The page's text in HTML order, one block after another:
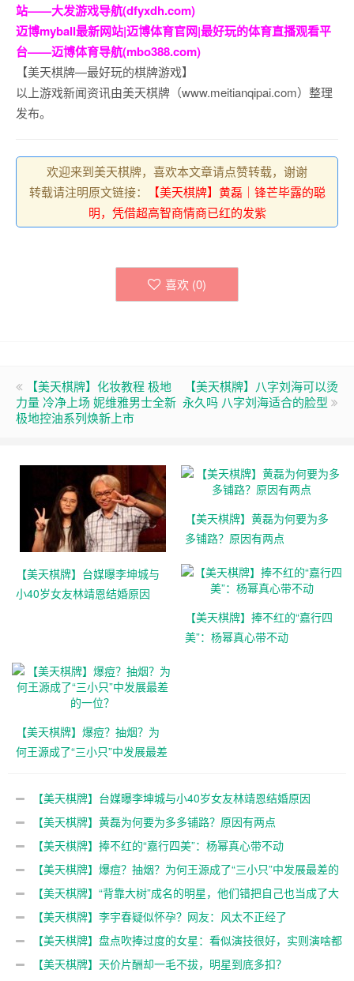
站——大发游戏导航(dfyxdh.com)
迈博myball最新网站|迈博体育官网|最好玩的体育直播观看平
台——迈博体育导航(mbo388.com)
【美天棋牌—最好玩的棋牌游戏】
以上游戏新闻资讯由美天棋牌（www.meitianqipai.com）整理
发布。
欢迎来到美天棋牌，喜欢本文章请点赞转载，谢谢
转载请注明原文链接：
【美天棋牌】黄磊｜锋芒毕露的聪
明，凭借超高智商情商已红的发紫
喜欢 (0)
【美天棋牌】化妆教程 极地
力量 冷净上场 妮维雅男士全新
极地控油系列焕新上市
【美天棋牌】八字刘海可以烫
永久吗 八字刘海适合的脸型
【美天棋牌】台媒曝李坤城与
小40岁女友林靖恩结婚原因
【美天棋牌】黄磊为何要为多
多铺路？原因有两点
【美天棋牌】捧不红的“嘉行四
美”：杨幂真心带不动
【美天棋牌】爆痘？抽烟？为
何王源成了“三小只”中发展最差
【美天棋牌】台媒曝李坤城与小40岁女友林靖恩结婚原因
【美天棋牌】黄磊为何要为多多铺路？原因有两点
【美天棋牌】捧不红的“嘉行四美”：杨幂真心带不动
【美天棋牌】爆痘？抽烟？为何王源成了“三小只”中发展最差的
一位？【美天棋牌】“背靠大树”成名的明星，他们错把自己也当成了大
树
【美天棋牌】李宇春疑似怀孕？网友：风太不正经了
【美天棋牌】盘点吹捧过度的女星：看似演技很好，实则演啥都
一样 【美天棋牌】天价片酬却一毛不拔，明星到底多扣？